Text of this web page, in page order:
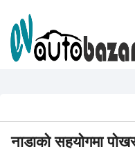
नाडाको सहयोगमा